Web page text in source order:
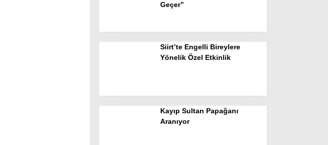
Geçer”
Siirt’te Engelli Bireylere
Yönelik Özel Etkinlik
Kayıp Sultan Papağanı
Aranıyor